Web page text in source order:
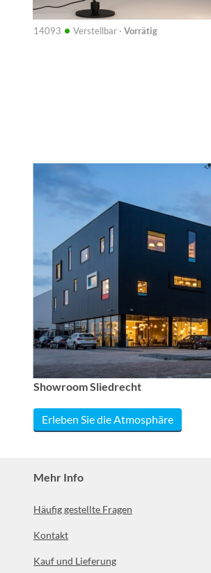
14093 • Verstellbar · Vorrätig
Showroom Sliedrecht
Erleben Sie die Atmosphäre
Mehr Info
Häufig gestellte Fragen
Kontakt
Kauf und Lieferung